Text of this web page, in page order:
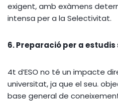
exigent, amb exàmens
intensa per a la Selectivitat.
6. Preparació per a
4t d’ESO no té un impacte
universitat, ja que el seu.
base general de